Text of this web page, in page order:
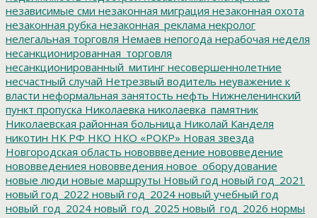
независимые сми незаконная миграция незаконная охота
незаконная рубка незаконная_реклама некролог
нелегальная торговля Немаев непогода нерабочая неделя
несанкционированная_торговля
несанкционированный_митинг несовершеннолетние
несчастный случай Нетрезвый водитель неуважение к
власти неформальная занятость нефть Нижнеленинский
пункт пропуска Николаевка николаевка_памятник
Николаевская районная больница Николай Канделя
никотин НК РФ НКО НКО «РОКР» Новая звезда
Новгородская область нововвведение нововведение
нововведениея нововведения новое_оборудование
новые люди новые маршруты Новый год новый год_2021
новый год_2022 новый год_2024 новый учебный год
новый_год_2024 новый_год_2025 новый_год_2026 нормы